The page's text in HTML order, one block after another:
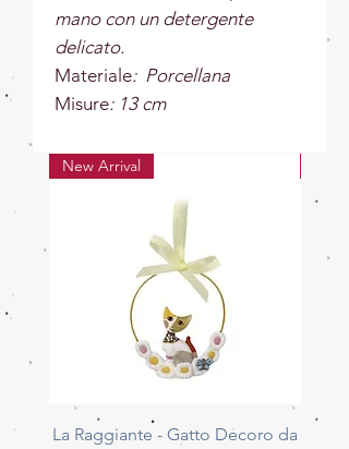
mano con un detergente
delicato.
Materiale: Porcellana
Misure: 13 cm
New Arrival
La Raggiante - Gatto Decoro da